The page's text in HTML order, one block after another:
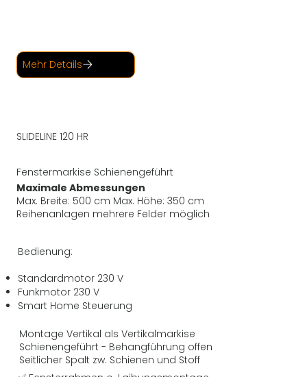
Mehr Details
SLIDELINE 120 HR
Fenstermarkise Schienengeführt
Maximale Abmessungen
Max. Breite: 500 cm Max. Höhe: 350 cm
Reihenanlagen mehrere Felder möglich
Bedienung:
Standardmotor 230 V
Funkmotor 230 V
Smart Home Steuerung
Montage Vertikal als Vertikalmarkise
Schienengeführt - Behangführung offen
Seitlicher Spalt zw. Schienen und Stoff